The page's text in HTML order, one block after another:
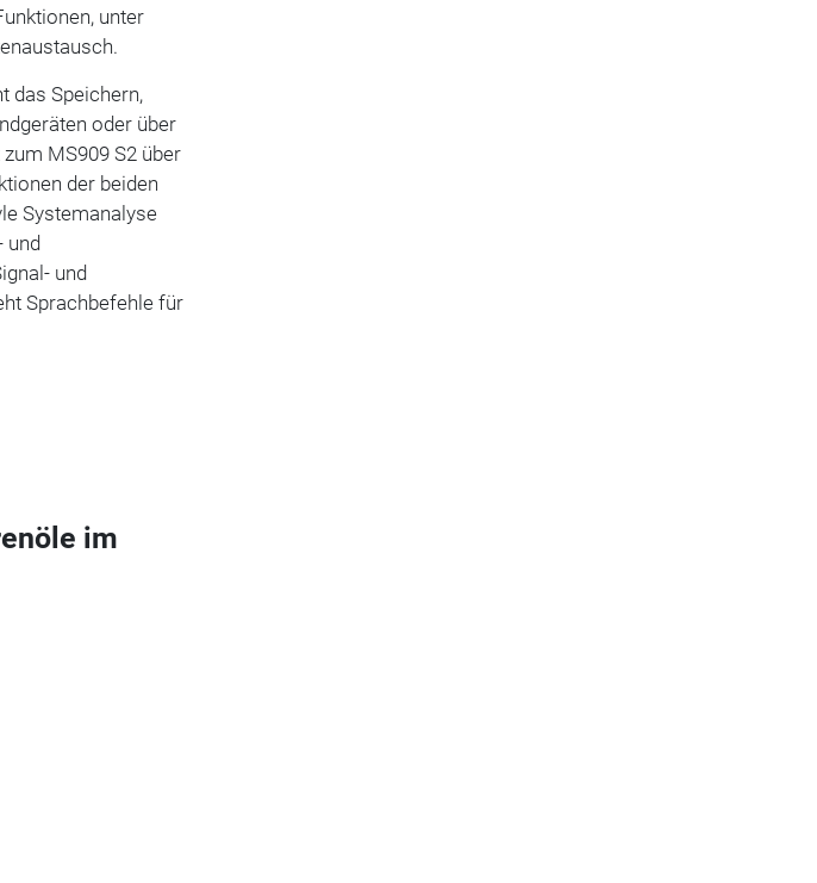
unter
das Speichern,
oder über
MS909 S2 über
der beiden
Systemanalyse
und
und
Sprachbefehle für
im